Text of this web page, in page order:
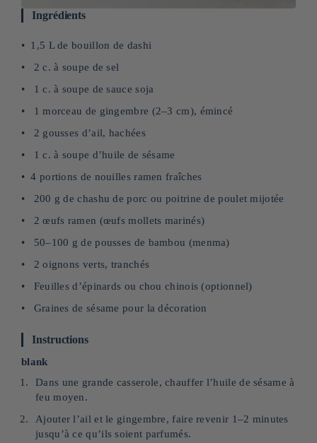
Ingrédients
1,5 L de bouillon de dashi
2 c. à soupe de sel
1 c. à soupe de sauce soja
1 morceau de gingembre (2–3 cm), émincé
2 gousses d’ail, hachées
1 c. à soupe d’huile de sésame
4 portions de nouilles ramen fraîches
200 g de chashu de porc ou poitrine de poulet mijotée
2 œufs ramen (œufs mollets marinés)
50–100 g de pousses de bambou (menma)
2 oignons verts, tranchés
Feuilles d’épinards ou chou chinois (optionnel)
Graines de sésame pour la décoration
Instructions
blank
Dans une grande casserole, chauffer l’huile de sésame à
feu moyen.
Ajouter l’ail et le gingembre, faire revenir 1–2 minutes
jusqu’à ce qu’ils soient parfumés.